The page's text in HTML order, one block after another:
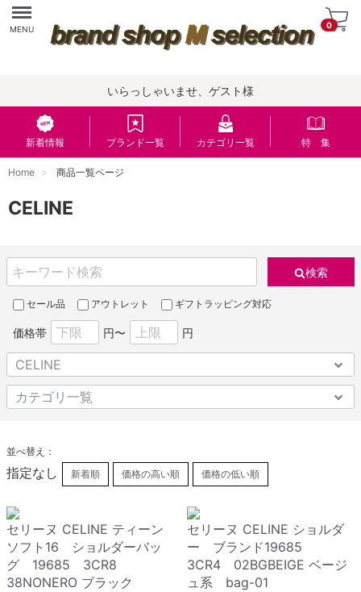
Menu
MENU 0
いらっしゃいませ、ゲスト様
新着情報 ブランド一覧 カテゴリ一覧 特 集
Home 商品一覧ページ
CELINE
検索
セール品 アウトレット ギフトラッピング対応
価格帯 円〜 円
並べ替え：
指定なし 新着順 価格の高い順 価格の低い順
セリーヌ CELINE ティーン
ソフト16 ショルダーバッ
グ 19685 3CR8
38NONERO ブラック
セリーヌ CELINE ショルダ
ー ブランド19685
3CR4 02BGBEIGE ベージ
ュ系 bag-01